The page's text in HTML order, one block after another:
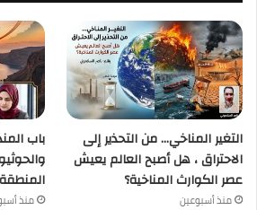
التغير المناخي… من التحذير إلى
الاحتراق ، هل أصبح العالم يعيش
عصر الكوارث المناخية؟
منذ أسبوعين
باب
منذ